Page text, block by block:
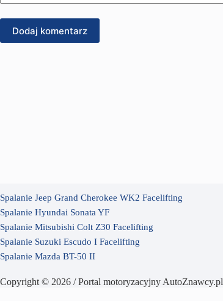
Dodaj komentarz
Spalanie Jeep Grand Cherokee WK2 Facelifting
Spalanie Hyundai Sonata YF
Spalanie Mitsubishi Colt Z30 Facelifting
Spalanie Suzuki Escudo I Facelifting
Spalanie Mazda BT-50 II
Copyright © 2026 / Portal motoryzacyjny AutoZnawcy.pl